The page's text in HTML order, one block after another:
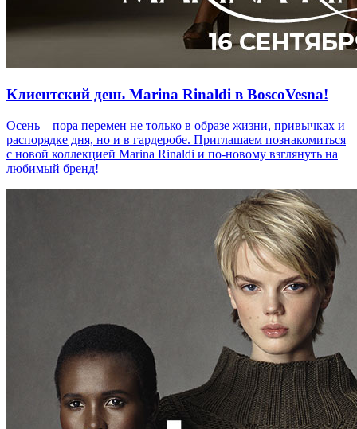
Клиентский день Marina Rinaldi в BoscoVesna!
Осень – пора перемен не только в образе жизни, привычках и
распорядке дня, но и в гардеробе. Приглашаем познакомиться
с новой коллекцией Marina Rinaldi и по-новому взглянуть на
любимый бренд!